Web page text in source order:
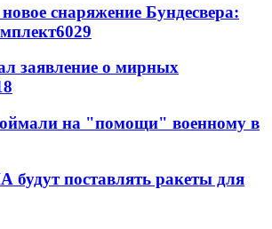
снаряжение Бундесвера:
6029
заявление о мирных
на "помощи" военному в
будут поставлять ракеты для